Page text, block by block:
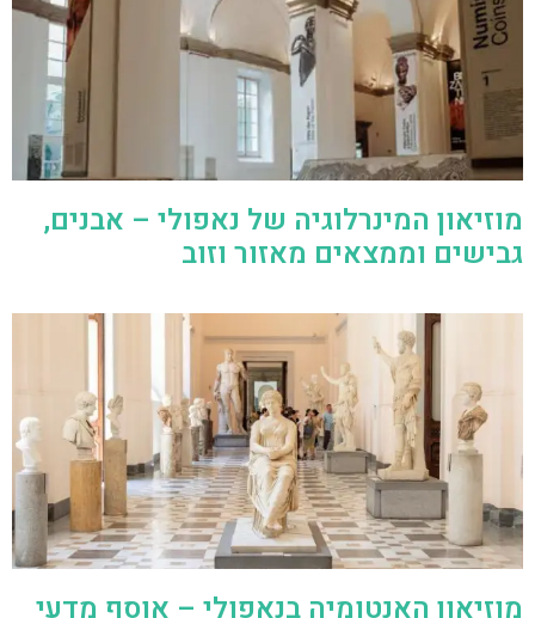
מוזיאון המינרלוגיה של נאפולי – אבנים,
גבישים וממצאים מאזור וזוב
מוזיאון האנטומיה בנאפולי – אוסף מדעי